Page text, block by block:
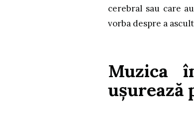
cerebral sau care
vorba despre a
Muzica
ușurează